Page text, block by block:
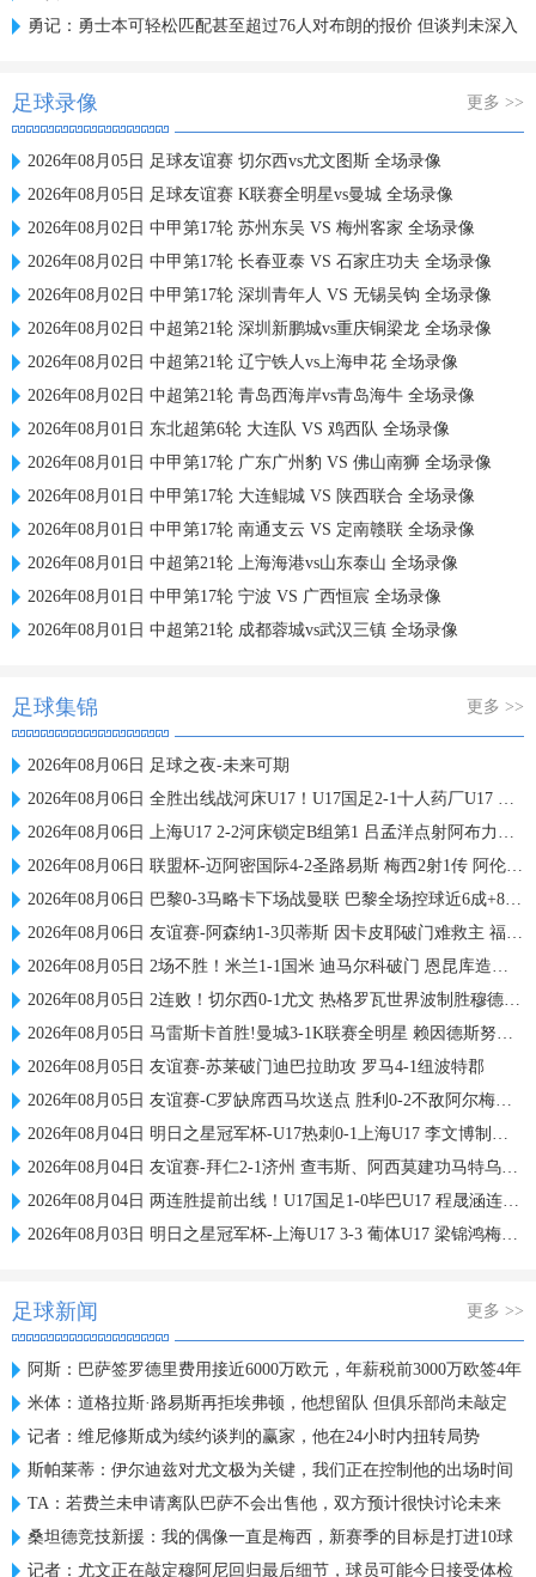
勇记：勇士本可轻松匹配甚至超过76人对布朗的报价 但谈判未深入
足球录像 更多 >>
2026年08月05日 足球友谊赛 切尔西vs尤文图斯 全场录像
2026年08月05日 足球友谊赛 K联赛全明星vs曼城 全场录像
2026年08月02日 中甲第17轮 苏州东吴 VS 梅州客家 全场录像
2026年08月02日 中甲第17轮 长春亚泰 VS 石家庄功夫 全场录像
2026年08月02日 中甲第17轮 深圳青年人 VS 无锡吴钩 全场录像
2026年08月02日 中超第21轮 深圳新鹏城vs重庆铜梁龙 全场录像
2026年08月02日 中超第21轮 辽宁铁人vs上海申花 全场录像
2026年08月02日 中超第21轮 青岛西海岸vs青岛海牛 全场录像
2026年08月01日 东北超第6轮 大连队 VS 鸡西队 全场录像
2026年08月01日 中甲第17轮 广东广州豹 VS 佛山南狮 全场录像
2026年08月01日 中甲第17轮 大连鲲城 VS 陕西联合 全场录像
2026年08月01日 中甲第17轮 南通支云 VS 定南赣联 全场录像
2026年08月01日 中超第21轮 上海海港vs山东泰山 全场录像
2026年08月01日 中甲第17轮 宁波 VS 广西恒宸 全场录像
2026年08月01日 中超第21轮 成都蓉城vs武汉三镇 全场录像
足球集锦 更多 >>
2026年08月06日 足球之夜-未来可期
2026年08月06日 全胜出线战河床U17！U17国足2-1十人药厂U17 赵松源登场1分钟传射
2026年08月06日 上海U17 2-2河床锁定B组第1 吕孟洋点射阿布力米破门 将战A组第2
2026年08月06日 联盟杯-迈阿密国际4-2圣路易斯 梅西2射1传 阿伦助攻戴帽
2026年08月06日 巴黎0-3马略卡下场战曼联 巴黎全场控球近6成+8射3正未果
2026年08月06日 友谊赛-阿森纳1-3贝蒂斯 因卡皮耶破门难救主 福纳尔斯1射2传
2026年08月05日 2场不胜！米兰1-1国米 迪马尔科破门 恩昆库造点+点射拉莫斯登场
2026年08月05日 2连败！切尔西0-1尤文 热格罗瓦世界波制胜穆德里克时隔614天复出
2026年08月05日 马雷斯卡首胜!曼城3-1K联赛全明星 赖因德斯努里破门塞梅尼奥助攻
2026年08月05日 友谊赛-苏莱破门迪巴拉助攻 罗马4-1纽波特郡
2026年08月05日 友谊赛-C罗缺席西马坎送点 胜利0-2不敌阿尔梅里亚
2026年08月04日 明日之星冠军杯-U17热刺0-1上海U17 李文博制胜球
2026年08月04日 友谊赛-拜仁2-1济州 查韦斯、阿西莫建功马特乌斯彩虹过人送助攻
2026年08月04日 两连胜提前出线！U17国足1-0毕巴U17 程晟涵连场破门赵松源中楣
2026年08月03日 明日之星冠军杯-上海U17 3-3 葡体U17 梁锦鸿梅开二度
足球新闻 更多 >>
阿斯：巴萨签罗德里费用接近6000万欧元，年薪税前3000万欧签4年
米体：道格拉斯·路易斯再拒埃弗顿，他想留队 但俱乐部尚未敲定
记者：维尼修斯成为续约谈判的赢家，他在24小时内扭转局势
斯帕莱蒂：伊尔迪兹对尤文极为关键，我们正在控制他的出场时间
TA：若费兰未申请离队巴萨不会出售他，双方预计很快讨论未来
桑坦德竞技新援：我的偶像一直是梅西，新赛季的目标是打进10球
记者：尤文正在敲定穆阿尼回归最后细节，球员可能今日接受体检